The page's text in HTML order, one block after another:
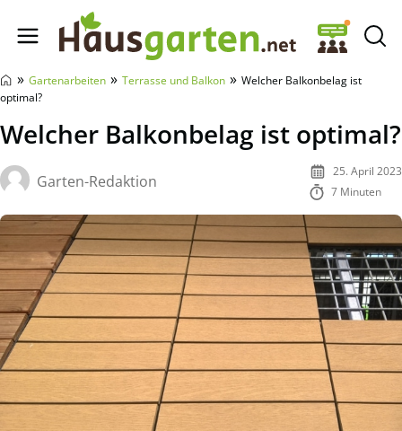
Hausgarten.net
» Gartenarbeiten » Terrasse und Balkon » Welcher Balkonbelag ist
optimal?
Welcher Balkonbelag ist optimal?
Garten-Redaktion
25. April 2023
7 Minuten